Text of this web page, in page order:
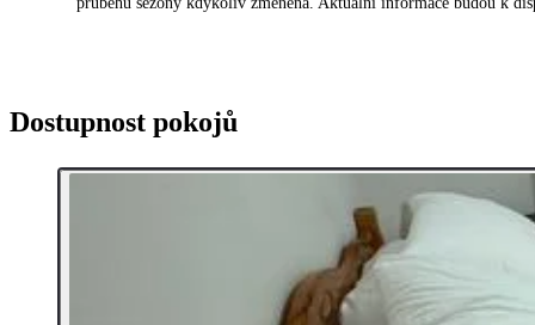
Dostupnost pokojů